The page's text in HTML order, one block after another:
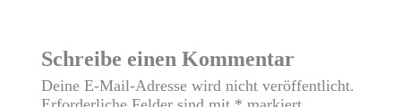
Schreibe einen Kommentar
Deine E-Mail-Adresse wird nicht veröffentlicht.